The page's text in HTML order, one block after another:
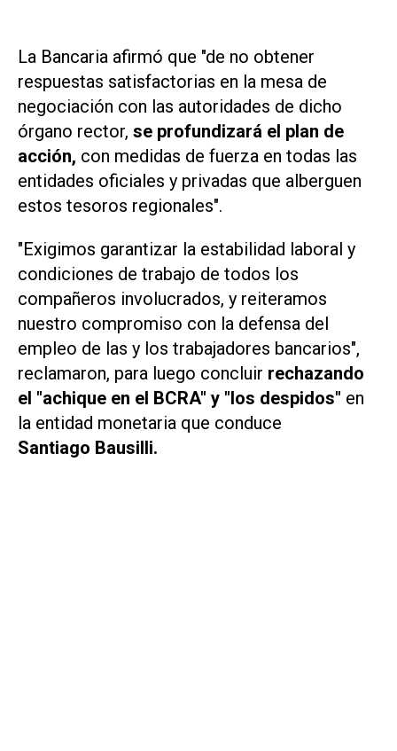
La Bancaria afirmó que "de no obtener
respuestas satisfactorias en la mesa de
negociación con las autoridades de dicho
órgano rector, se profundizará el plan de
acción, con medidas de fuerza en todas las
entidades oficiales y privadas que alberguen
estos tesoros regionales".
"Exigimos garantizar la estabilidad laboral y
condiciones de trabajo de todos los
compañeros involucrados, y reiteramos
nuestro compromiso con la defensa del
empleo de las y los trabajadores bancarios",
reclamaron, para luego concluir rechazando
el "achique en el BCRA" y "los despidos" en
la entidad monetaria que conduce
Santiago Bausilli.